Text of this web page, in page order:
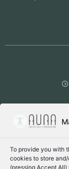
To provide you with
cookies to store
(pressing Accept